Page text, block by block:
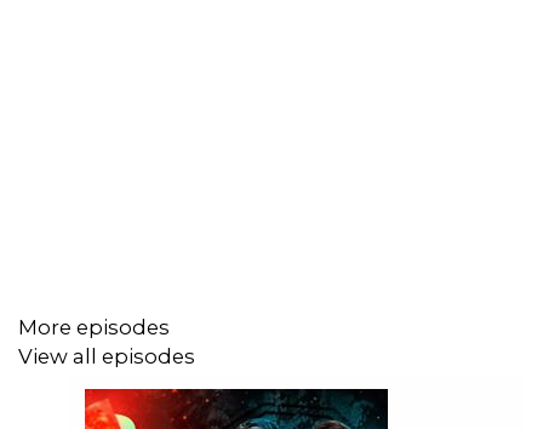
More episodes
View all episodes